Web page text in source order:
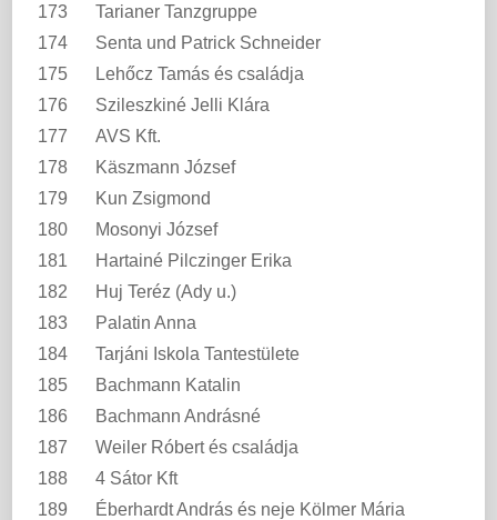
173
Tarianer Tanzgruppe
174
Senta und Patrick Schneider
175
Lehőcz Tamás és családja
176
Szileszkiné Jelli Klára
177
AVS Kft.
178
Käszmann József
179
Kun Zsigmond
180
Mosonyi József
181
Hartainé Pilczinger Erika
182
Huj Teréz (Ady u.)
183
Palatin Anna
184
Tarjáni Iskola Tantestülete
185
Bachmann Katalin
186
Bachmann Andrásné
187
Weiler Róbert és családja
188
4 Sátor Kft
189
Éberhardt András és neje Kölmer Mária